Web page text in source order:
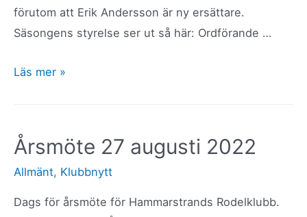
förutom att Erik Andersson är ny ersättare.
Säsongens styrelse ser ut så här: Ordförande …
Rapport
arbetshelg
Läs mer »
Årsmöte 27 augusti 2022
Allmänt, Klubbnytt
Dags för årsmöte för Hammarstrands Rodelklubb.